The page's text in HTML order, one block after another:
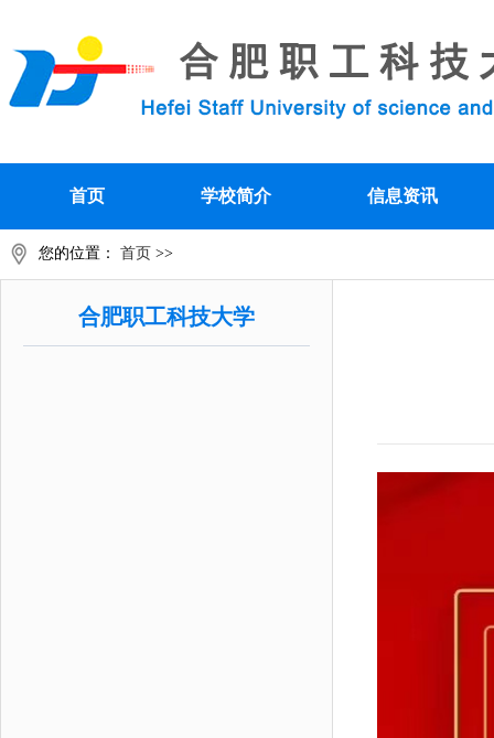
首页 学校简介 信息资讯
您的位置： 首页 >>
合肥职工科技大学